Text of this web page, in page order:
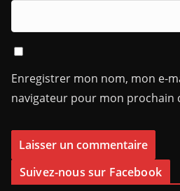
Enregistrer mon nom, mon e-
navigateur pour mon prochain
Suivez-nous sur Facebook